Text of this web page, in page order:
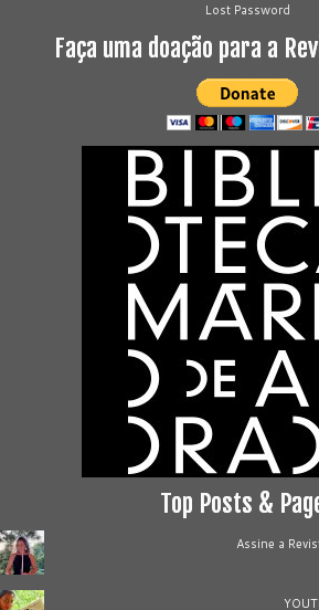
Lost Password
Faça uma doação para a
Top Posts &
Assine a